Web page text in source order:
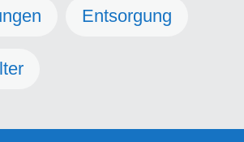
Entsorgung